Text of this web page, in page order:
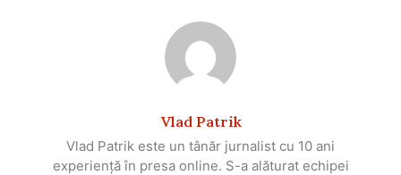
Vlad Patrik
Vlad Patrik este un tânăr jurnalist cu 10 ani
experiență în presa online. S-a alăturat echipei